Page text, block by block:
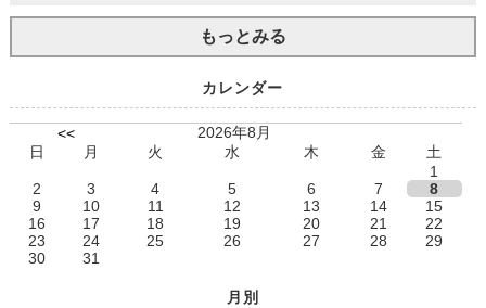
もっとみる
カレンダー
<<
2026年8月
日
月 火 水 木 金
土
1
2
3 4 5 6 7
8
9
10 11 12 13 14
15
16
17 18 19 20 21
22
23
24 25 26 27 28
29
30
31
月別